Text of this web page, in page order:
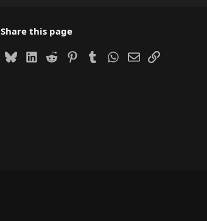
Share this page
BlueskyLinkedIn
Reddit PinterestTumblrWhatsApp
EmailLink